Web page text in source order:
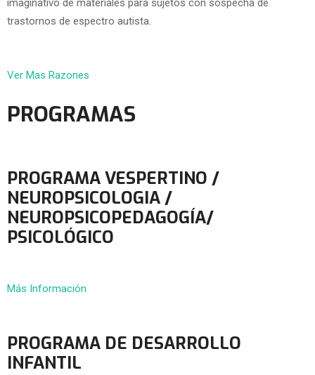
imaginativo de materiales para sujetos con sospecha de
trastornos de espectro autista.
Ver Mas Razones
PROGRAMAS
PROGRAMA VESPERTINO /
NEUROPSICOLOGIA /
NEUROPSICOPEDAGOGÍA/
PSICOLÓGICO
Más Información
PROGRAMA DE DESARROLLO
INFANTIL